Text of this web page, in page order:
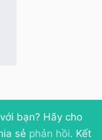
bạn? Hãy cho
sẻ phản hồi. Kết